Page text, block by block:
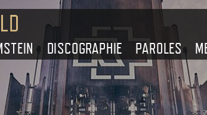
DISCOGRAPHIE PAROLES